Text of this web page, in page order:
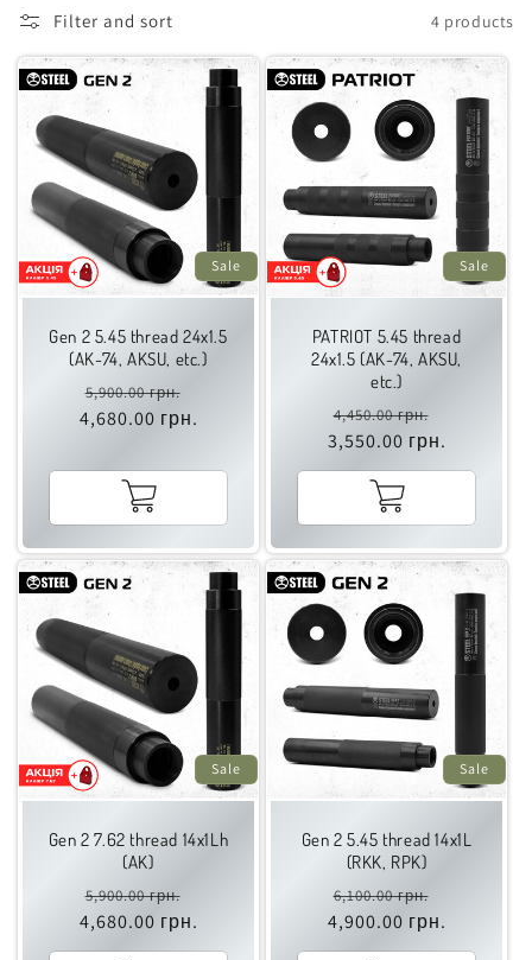
Filter and sort 4 products
Sale
Gen 2 5.45 thread 24x1.5
(AK-74, AKSU, etc.)
Regular
price
5,900.00 грн.
Sale
price
4,680.00 грн.
Sale
PATRIOT 5.45 thread
24x1.5 (AK-74, AKSU,
etc.)
Regular
price
4,450.00 грн.
Sale
price
3,550.00 грн.
Sale
Gen 2 7.62 thread 14x1Lh
(AK)
Regular
price
5,900.00 грн.
Sale
price
4,680.00 грн.
Sale
Gen 2 5.45 thread 14x1L
(RKK, RPK)
Regular
price
6,100.00 грн.
Sale
price
4,900.00 грн.